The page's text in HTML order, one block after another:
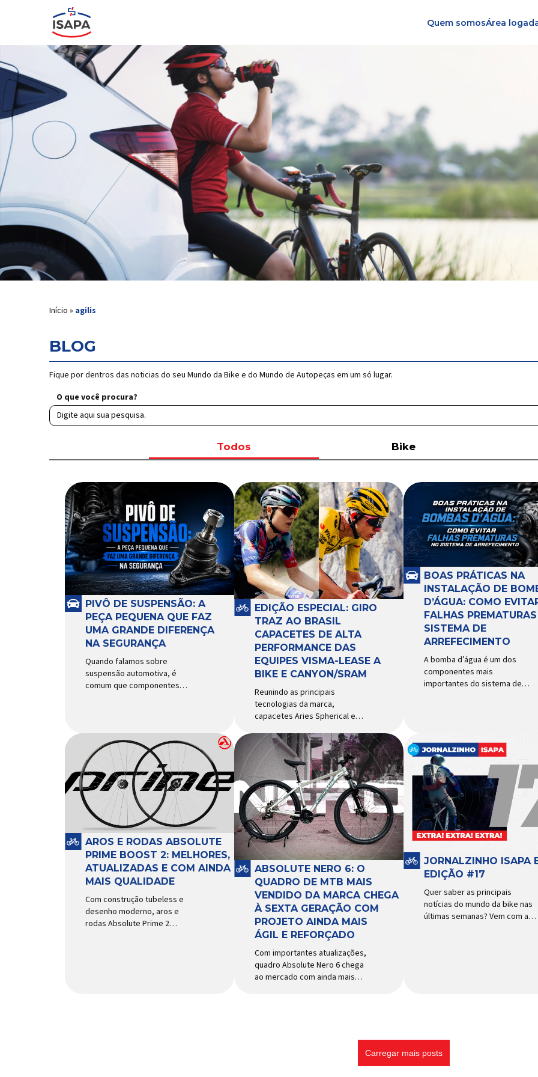
Quem somosÁrea
Início » agilis
BLOG
Fique por dentros das noticias do seu Mundo da Bike e do Mundo de Autopeças em um só lugar.
O que você procura?
Todos Bike
PIVÔ DE SUSPENSÃO: A
PEÇA PEQUENA QUE FAZ
UMA GRANDE DIFERENÇA
NA SEGURANÇA
Quando falamos sobre
suspensão automotiva, é
comum que componentes
pequena que desempenha um
papel fundamental na
segurança e no
comportamento do veículo: o
pivô de suspensão.
Responsável por conectar
diferentes componentes do
sistema e permitir os
movimentos necessários
durante a condução, o pivô […]
EDIÇÃO ESPECIAL: GIRO
TRAZ AO BRASIL
CAPACETES DE ALTA
PERFORMANCE DAS
EQUIPES VISMA-LEASE A
BIKE E CANYON/SRAM
Reunindo as principais
tecnologias da marca,
capacetes Aries Spherical e
ao país com a pintura oficial
utilizada por equipes do World
Tour Patrocinadora de algumas
das principais equipes de
ciclismo do mundo, a Giro é
uma das marcas de capacetes
e acessórios para ciclismo
mais reconhecida no Brasil.
Importada e distribuída […]
BOAS PRÁTICAS NA
INSTALAÇÃO DE
D’ÁGUA: COMO
FALHAS
SISTEMA DE
ARREFECIMENTO
A bomba d’água é um dos
componentes mais
importantes do sistema de
componentes do sistema,
controlando a temperatura de
operação e evitando
superaquecimentos. Por
trabalhar constantemente
enquanto o motor está em
funcionamento, a bomba
d’água exige não apenas […]
AROS E RODAS ABSOLUTE
PRIME BOOST 2: MELHORES,
ATUALIZADAS E COM AINDA
MAIS QUALIDADE
Com construção tubeless e
desenho moderno, aros e
rodas Absolute Prime 2
ABSOLUTE NERO 6: O
QUADRO DE MTB MAIS
VENDIDO DA MARCA CHEGA
À SEXTA GERAÇÃO COM
PROJETO AINDA MAIS
ÁGIL E REFORÇADO
Com importantes atualizações,
quadro Absolute Nero 6 chega
ao mercado com ainda mais
bicicletas brasileiro chega em
JORNALZINHO ISAPA
EDIÇÃO #17
Quer saber as principais
notícias do mundo da bike nas
últimas semanas? Vem com a
Carregar mais posts